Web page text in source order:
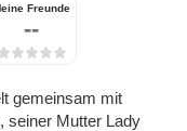
Freunde
--
gemeinsam mit
seiner Mutter Lady